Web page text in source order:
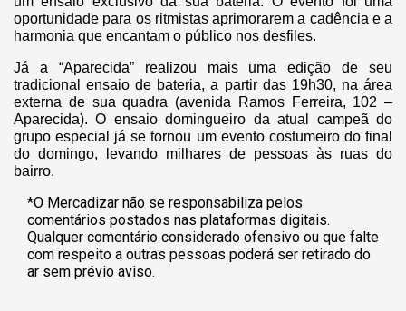
oportunidade para os ritmistas aprimorarem a cadência e a
harmonia que encantam o público nos desfiles.
Já a “Aparecida” realizou mais uma edição de seu
tradicional ensaio de bateria, a partir das 19h30, na área
externa de sua quadra (avenida Ramos Ferreira, 102 –
Aparecida). O ensaio domingueiro da atual campeã do
grupo especial já se tornou um evento costumeiro do final
do domingo, levando milhares de pessoas às ruas do
bairro.
*O Mercadizar não se responsabiliza pelos
comentários postados nas plataformas digitais.
Qualquer comentário considerado ofensivo ou que falte
com respeito a outras pessoas poderá ser retirado do
ar sem prévio aviso.